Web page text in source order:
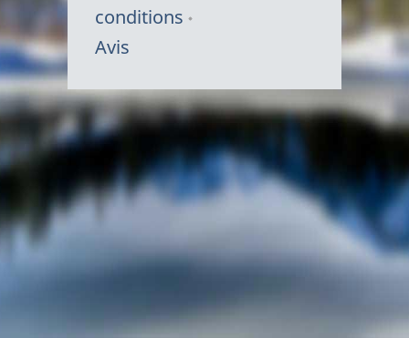
conditions
Avis
Symbole
du
Canada